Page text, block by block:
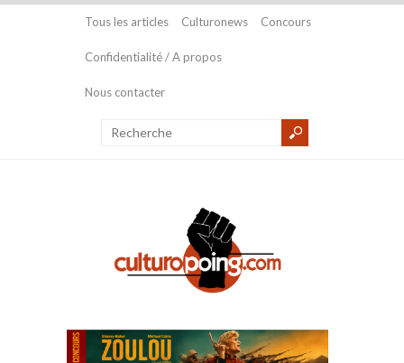
Tous les articles Culturonews Concours
Confidentialité / A propos
Nous contacter